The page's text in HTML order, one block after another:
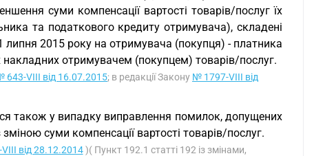
суми компенсації вартості товарів/послуг їх
та податкового кредиту отримувача), складені
2015 року на отримувача (покупця) - платника
накладних отримувачем (покупцем) товарів/послуг.
643-VIII від 16.07.2015; в редакції Закону № 1797-VIII від
також у випадку виправлення помилок, допущених
суми компенсації вартості товарів/послуг.
від 28.12.2014)( Пункт 192.1 статті 192 із змінами,